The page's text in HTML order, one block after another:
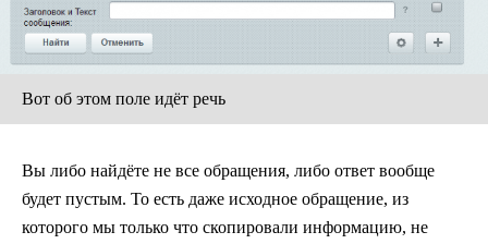
Вот об этом поле идёт речь
Вы либо найдёте не все обращения, либо ответ вообще
будет пустым. То есть даже исходное обращение, из
которого мы только что скопировали информацию, не